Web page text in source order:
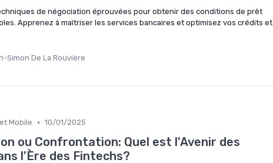
de négociation éprouvées pour obtenir des conditions de prêt
Apprenez à maîtriser les services bancaires et optimisez vos crédits et
Simon De La Rouvière
Mobile • 10/01/2025
ou Confrontation: Quel est l'Avenir des
l'Ère des Fintechs?